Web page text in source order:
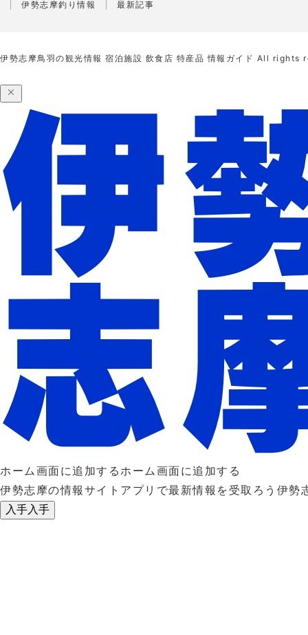
伊勢志摩釣り情報
最新記事
伊勢志摩鳥羽の観光情報 宿泊施設 飲食店 特産品 情報ガイド All rights
ホーム画面に追加する ホーム画面に追加する
伊勢志摩の情報サイトアプリで最新情報を受取ろう 伊勢
入手入手